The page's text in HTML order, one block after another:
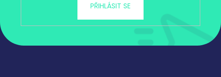
PŘIHLÁSIT SE